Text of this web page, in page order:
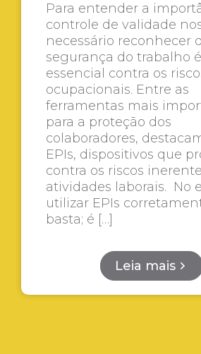
Para entender a
controle de validade
necessário reconhecer
segurança do trabalho é
essencial contra os
ocupacionais. Entre as
ferramentas mais
para a proteção dos
colaboradores,
EPIs, dispositivos que
contra os riscos
atividades laborais. No
utilizar EPIs
basta; é […]
Leia mais